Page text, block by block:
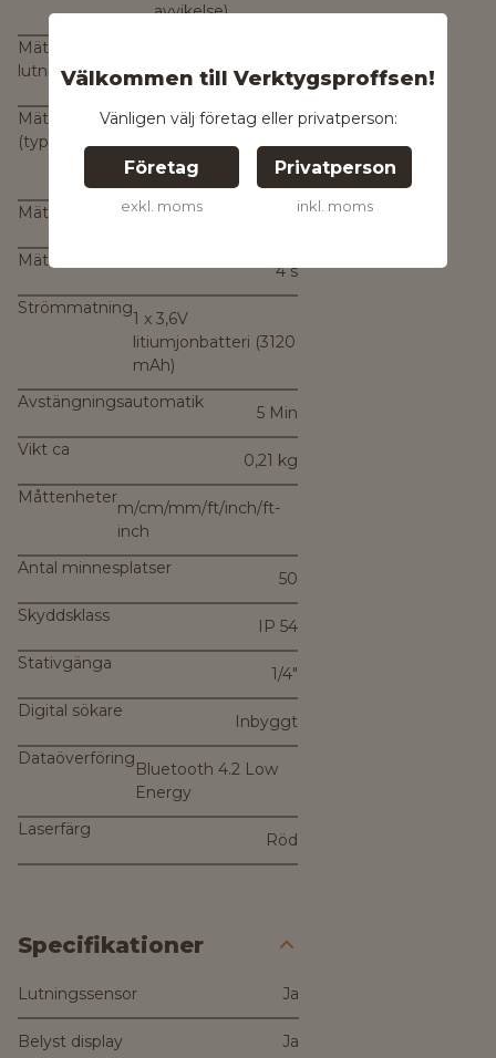
Välkommen till Verktygsproffsen!
Vänligen välj företag eller privatperson:
Företag
exkl. moms
Privatperson
inkl. moms
avvikelse)
Mätintervall,
lutningsmätning
90°)
Mätnoggrannhet
(typisk)*
± 0,2°* (*plus
användarrelaterad
avvikelse)
Mättid, typ.
Mättid, max.
4 s
Strömmatning
1 x 3,6V
litiumjonbatteri (3120
mAh)
Avstängningsautomatik
5 Min
Vikt ca
0,21 kg
Måttenheter
m/cm/mm/ft/inch/ft-
inch
Antal minnesplatser
50
Skyddsklass
IP 54
Stativgänga
1/4″
Digital sökare
Inbyggt
Dataöverföring
Bluetooth 4.2 Low
Energy
Laserfärg
Röd
Specifikationer
Lutningssensor Ja
Belyst display Ja